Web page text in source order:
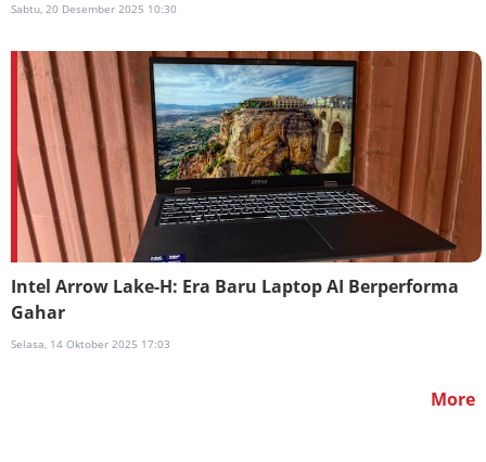
Sabtu, 20 Desember 2025 10:30
Intel Arrow Lake-H: Era Baru Laptop AI Berperforma
Gahar
Selasa, 14 Oktober 2025 17:03
More